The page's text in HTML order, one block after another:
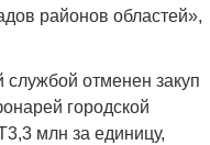
районов областей»,
службой отменен закуп
городской
млн за единицу,